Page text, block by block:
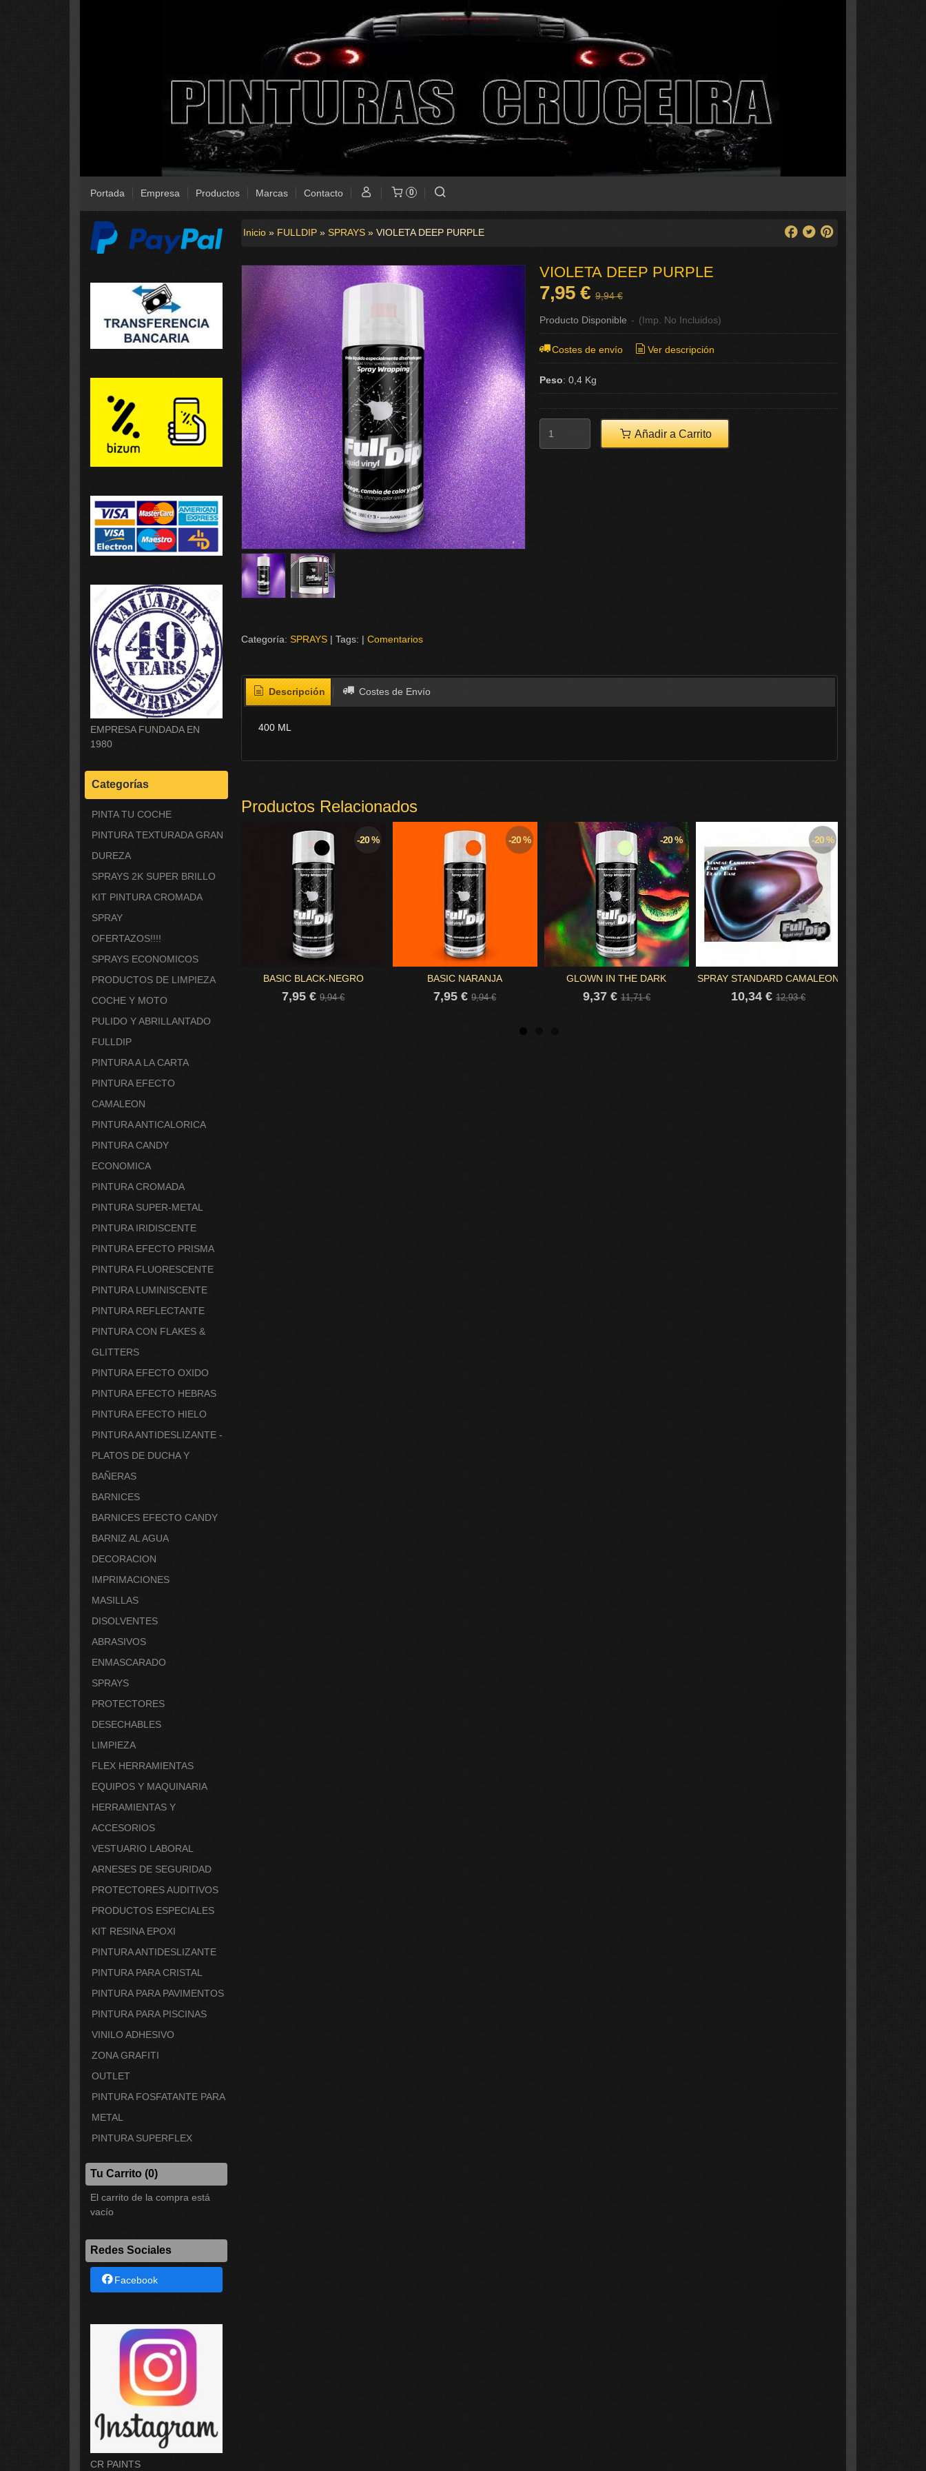
Portada Empresa Productos Marcas Contacto 0
EMPRESA FUNDADA EN
1980
Categorías
PINTA TU COCHE
PINTURA TEXTURADA GRAN
DUREZA
SPRAYS 2K SUPER BRILLO
KIT PINTURA CROMADA
SPRAY
OFERTAZOS!!!!
SPRAYS ECONOMICOS
PRODUCTOS DE LIMPIEZA
COCHE Y MOTO
PULIDO Y ABRILLANTADO
FULLDIP
PINTURA A LA CARTA
PINTURA EFECTO
CAMALEON
PINTURA ANTICALORICA
PINTURA CANDY
ECONOMICA
PINTURA CROMADA
PINTURA SUPER-METAL
PINTURA IRIDISCENTE
PINTURA EFECTO PRISMA
PINTURA FLUORESCENTE
PINTURA LUMINISCENTE
PINTURA REFLECTANTE
PINTURA CON FLAKES &
GLITTERS
PINTURA EFECTO OXIDO
PINTURA EFECTO HEBRAS
PINTURA EFECTO HIELO
PINTURA ANTIDESLIZANTE -
PLATOS DE DUCHA Y
BAÑERAS
BARNICES
BARNICES EFECTO CANDY
BARNIZ AL AGUA
DECORACION
IMPRIMACIONES
MASILLAS
DISOLVENTES
ABRASIVOS
ENMASCARADO
SPRAYS
PROTECTORES
DESECHABLES
LIMPIEZA
FLEX HERRAMIENTAS
EQUIPOS Y MAQUINARIA
HERRAMIENTAS Y
ACCESORIOS
VESTUARIO LABORAL
ARNESES DE SEGURIDAD
PROTECTORES AUDITIVOS
PRODUCTOS ESPECIALES
KIT RESINA EPOXI
PINTURA ANTIDESLIZANTE
PINTURA PARA CRISTAL
PINTURA PARA PAVIMENTOS
PINTURA PARA PISCINAS
VINILO ADHESIVO
ZONA GRAFITI
OUTLET
PINTURA FOSFATANTE PARA
METAL
PINTURA SUPERFLEX
Tu Carrito (0)
El carrito de la compra está
vacío
Redes Sociales
Facebook
CR PAINTS
Inicio» FULLDIP» SPRAYS» VIOLETA DEEP PURPLE
VIOLETA DEEP PURPLE
7,95 €9,94 €
Producto Disponible - (Imp. No Incluidos)
Costes de envío Ver descripción
Peso: 0,4 Kg
Añadir a Carrito
Categoría: SPRAYS| Tags: | Comentarios
Descripción Costes de Envío
400 ML
Productos Relacionados
-20 %
BASIC BLACK-NEGRO
7,95 €9,94 €
-20 %
BASIC NARANJA
7,95 €9,94 €
-20 %
GLOWN IN THE DARK
9,37 € 11,71 €
-20 %
SPRAY STANDARD CAMALEON
10,34 € 12,93 €